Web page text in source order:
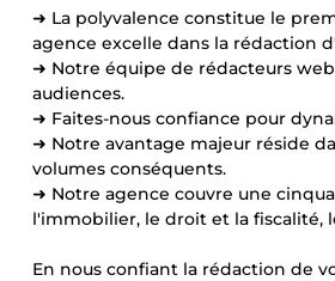
➜ La polyvalence constitue le
agence excelle dans la rédaction
➜ Notre équipe de rédacteurs
audiences.
➜ Faites-nous confiance pour
➜ Notre avantage majeur réside
volumes conséquents.
➜ Notre agence couvre une
l'immobilier, le droit et la fiscalité,
En nous confiant la rédaction de